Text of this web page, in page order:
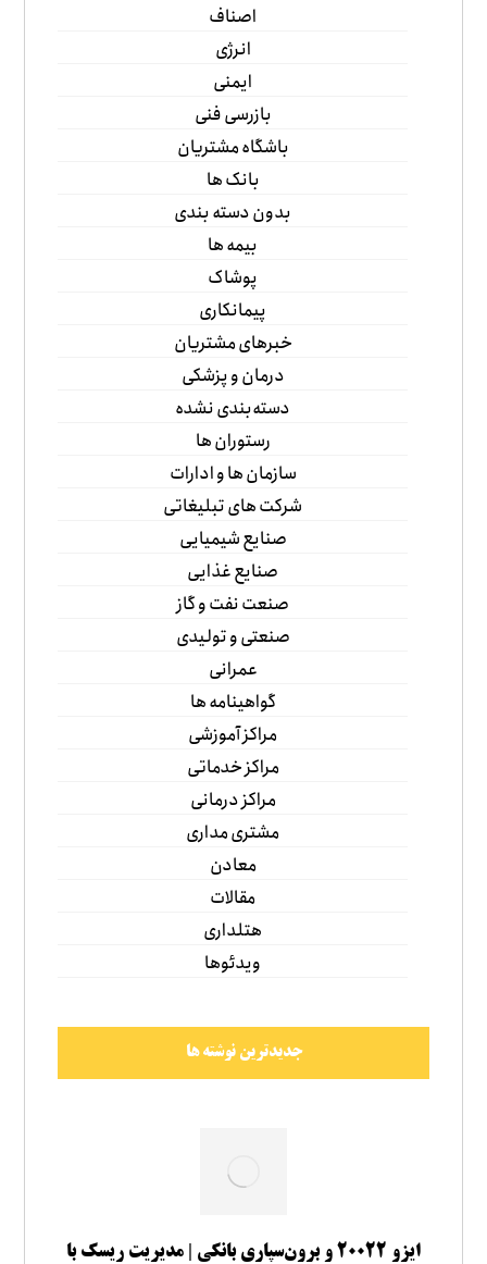
اصناف
انرژی
ایمنی
بازرسی فنی
باشگاه مشتریان
بانک ها
بدون دسته بندی
بیمه ها
پوشاک
پیمانکاری
خبرهای مشتریان
درمان و پزشکی
دسته‌بندی نشده
رستوران ها
سازمان ها و ادارات
شرکت های تبلیغاتی
صنایع شیمیایی
صنایع غذایی
صنعت نفت و گاز
صنعتی و تولیدی
عمرانی
گواهینامه ها
مراکز آموزشی
مراکز خدماتی
مراکز درمانی
مشتری مداری
معادن
مقالات
هتلداری
ویدئوها
جدیدترین نوشته ها
ایزو ۲۰۰۲۲ و برون‌سپاری بانکی | مدیریت ریسک با